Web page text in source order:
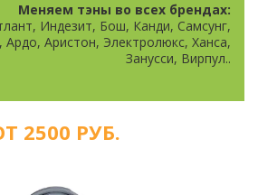
Меняем тэны во всех брендах:
Индезит, Бош, Канди, Самсунг,
Ардо, Аристон, Электролюкс, Ханса,
Занусси, Вирпул..
2500 РУБ.